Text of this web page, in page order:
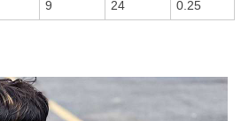
9 24 0.25